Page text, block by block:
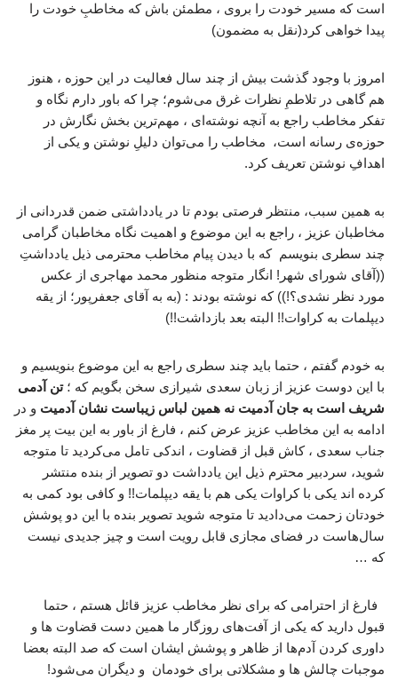
است که مسیر خودت را بروی ، مطمئن باش که مخاطبِ خودت را
پیدا خواهی کرد(نقل به مضمون)
امروز با وجود گذشت بیش از چند سال فعالیت در این حوزه ، هنوز
هم گاهی در تلاطمِ نظرات غرق می‌شوم؛ چرا که باور دارم نگاه و
تفکر مخاطب راجع به آنچه نوشته‌ای ، مهم‌ترین بخش نگارش در
حوزه‌ی رسانه است، مخاطب را می‌توان دلیلِ نوشتن و یکی از
اهدافِ نوشتن تعریف کرد.
به همین سبب، منتظر فرصتی بودم تا در یادداشتی ضمن قدردانی از
مخاطبان عزیز ، راجع به این موضوع و اهمیت نگاه مخاطبان گرامی
چند سطری بنویسم که با دیدن پیام مخاطب محترمی ذیل یادداشتِ
((آقای شورای شهر! انگار متوجه منظور محمد مهاجری از عکس
مورد نظر نشدی؟!)) که نوشته بودند : (به به آقای جعفرپور؛ از یقه
دیپلمات به کراوات!! البته بعد بازداشت!!)
به خودم گفتم ، حتما باید چند سطری راجع به این موضوع بنویسیم و
با این دوست عزیز از زبان سعدی شیرازی سخن بگویم که ؛تن آدمی
شریف است به جان آدمیت نه همین لباس زیباست نشان آدمیت و در
ادامه به این مخاطب عزیز عرض کنم ، فارغ از باور به این بیت پر مغز
جناب سعدی ، کاش قبل از قضاوت ، اندکی تامل می‌کردید تا متوجه
شوید، سردبیر محترم ذیل این یادداشت دو تصویر از بنده منتشر
کرده اند یکی با کراوات یکی هم با یقه دیپلمات!! و کافی بود کمی به
خودتان زحمت می‌دادید تا متوجه شوید تصویر بنده با این دو پوشش
سال‌هاست در فضای مجازی قابل رویت است و چیز جدیدی نیست
که …
فارغ از احترامی که برای نظر مخاطب عزیز قائل هستم ، حتما
قبول دارید که یکی از آفت‌های روزگار ما همین دست قضاوت ها و
داوری کردن آدم‌ها از ظاهر و پوشش ایشان است که صد البته بعضا
موجبات چالش ها و مشکلاتی برای خودمان و دیگران می‌شود!